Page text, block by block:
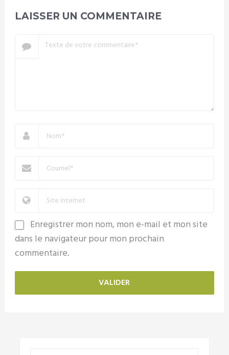
LAISSER UN COMMENTAIRE
Enregistrer mon nom, mon e-mail et mon site
dans le navigateur pour mon prochain
commentaire.